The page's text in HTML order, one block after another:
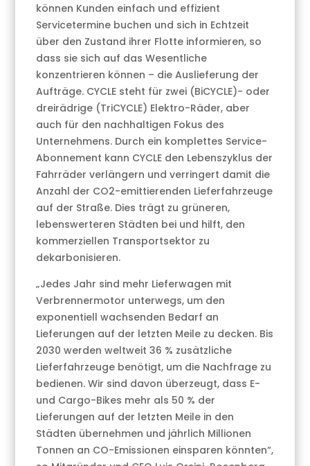
können Kunden einfach und effizient
Servicetermine buchen und sich in Echtzeit
über den Zustand ihrer Flotte informieren, so
dass sie sich auf das Wesentliche
konzentrieren können – die Auslieferung der
Aufträge. CYCLE steht für zwei (BiCYCLE)- oder
dreirädrige (TriCYCLE) Elektro-Räder, aber
auch für den nachhaltigen Fokus des
Unternehmens. Durch ein komplettes Service-
Abonnement kann CYCLE den Lebenszyklus der
Fahrräder verlängern und verringert damit die
Anzahl der CO2-emittierenden Lieferfahrzeuge
auf der Straße. Dies trägt zu grüneren,
lebenswerteren Städten bei und hilft, den
kommerziellen Transportsektor zu
dekarbonisieren.
„Jedes Jahr sind mehr Lieferwagen mit
Verbrennermotor unterwegs, um den
exponentiell wachsenden Bedarf an
Lieferungen auf der letzten Meile zu decken. Bis
2030 werden weltweit 36 % zusätzliche
Lieferfahrzeuge benötigt, um die Nachfrage zu
bedienen. Wir sind davon überzeugt, dass E-
und Cargo-Bikes mehr als 50 % der
Lieferungen auf der letzten Meile in den
Städten übernehmen und jährlich Millionen
Tonnen an CO-Emissionen einsparen könnten“,